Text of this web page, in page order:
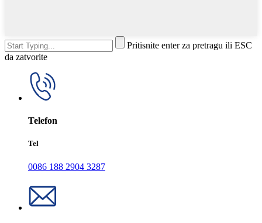
Pritisnite enter za pretragu ili ESC
da zatvorite
Telefon
Tel
0086 188 2904 3287